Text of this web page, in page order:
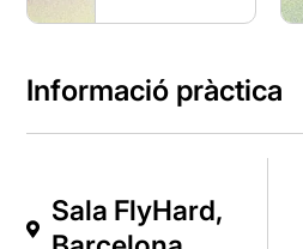
Informació pràctica
Sala FlyHard,